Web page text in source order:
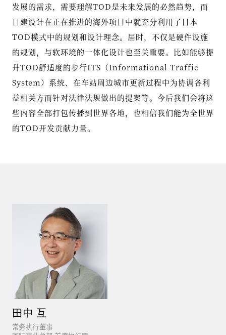
发展的需求，需要理解TOD是未来发展的必然趋势，而
日建设计在正在推进的海外项目中就充分利用了日本
TOD模式中的规划和设计理念。届时，不仅是硬件设施
的规划，与软环境的一体化设计也至关重要。比如能够提
升TOD舒适度的步行ITS（Informational Traffic
System）系统、在车站周边城市更新过程中为协调各利
益相关方而针对法律法规做出的提案等。今后我们会将这
些内容全部打包传播到世界各地，也相信我们能为全世界
的TOD开发贡献力量。
田中 互
常务执行董事